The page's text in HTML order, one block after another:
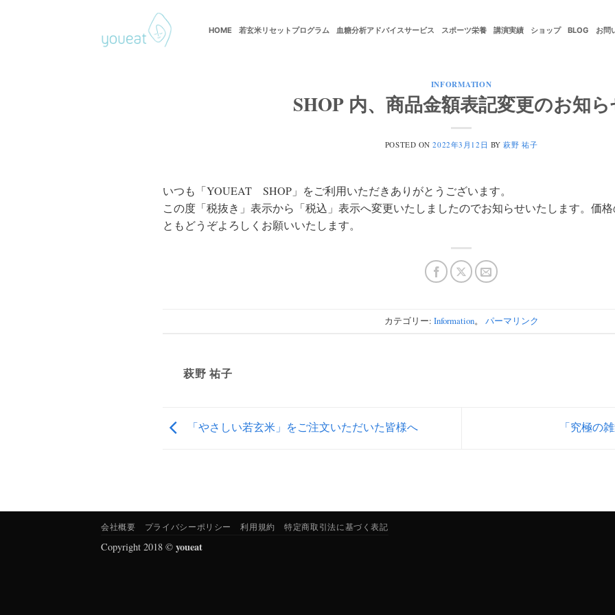
HOME 若玄米リセットプログラム 血糖分析アドバイスサービス スポーツ栄養 講演実績 ショップ BLOG お問
INFORMATION
SHOP 内、商品金額表記変更のお知
POSTED ON2022年3月12日 BY萩野 祐子
いつも「YOUEAT SHOP」をご利用いただきありがとうございます。
この度「税抜き」表示から「税込」表示へ変更いたしましたのでお知らせいたします。価
ともどうぞよろしくお願いいたします。
カテゴリー: Information。 パーマリンク
萩野 祐子
「やさしい若玄米」をご注文いただいた皆様へ 「究極の
会社概要 プライバシーポリシー 利用規約 特定商取引法に基づく表記
Copyright 2018 © youeat